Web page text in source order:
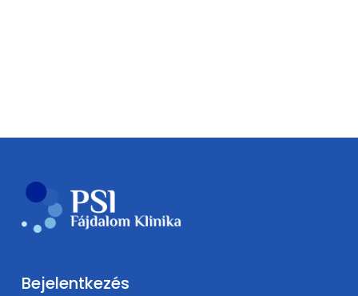
Bejelentkezés